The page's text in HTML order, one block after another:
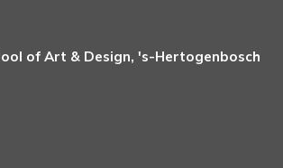
of Art & Design,'s-Hertogenbosch